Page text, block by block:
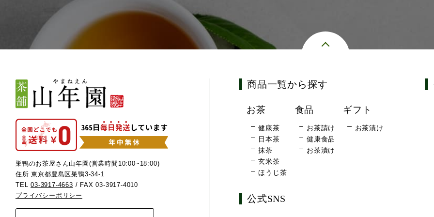
巣鴨のお茶屋さん山年園(営業時間10:00~18:00)
住所 東京都豊島区巣鴨3-34-1
TEL03-3917-4663 / FAX 03-3917-4010
プライバシーポリシー
商品一覧から探す
お茶
健康茶
日本茶
抹茶
玄米茶
ほうじ茶
食品
お茶請け
健康食品
お茶漬け
ギフト
お茶漬け
公式SNS